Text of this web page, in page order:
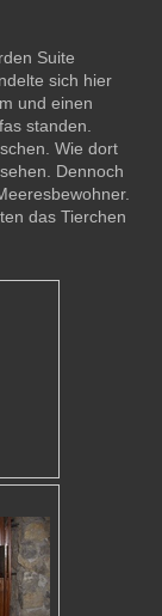
Suite
sich hier
und einen
standen.
Wie dort
Dennoch
das Tierchen